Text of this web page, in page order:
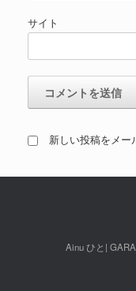
サイト
新しい投稿をメー
Ainu ひと|